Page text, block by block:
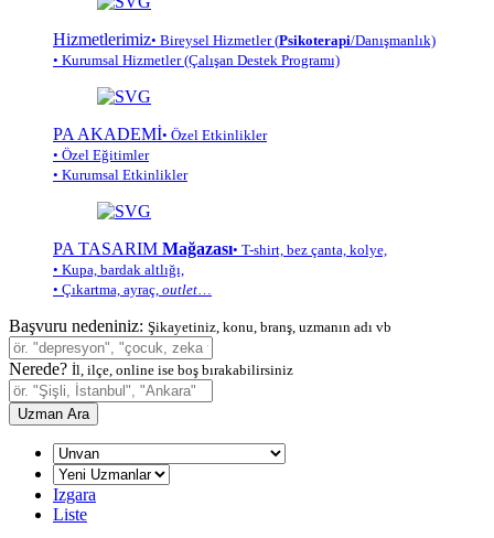
Hizmetlerimiz• Bireysel Hizmetler (Psikoterapi/Danışmanlık)
• Kurumsal Hizmetler (Çalışan Destek Programı)
PA AKADEMİ• Özel Etkinlikler
• Özel Eğitimler
• Kurumsal Etkinlikler
PA TASARIM Mağazası• T-shirt, bez çanta, kolye,
• Kupa, bardak altlığı,
• Çıkartma, ayraç, outlet…
Başvuru nedeniniz: Şikayetiniz, konu, branş, uzmanın adı vb
Nerede? İl, ilçe, online ise boş bırakabilirsiniz
Uzman Ara
Izgara
Liste